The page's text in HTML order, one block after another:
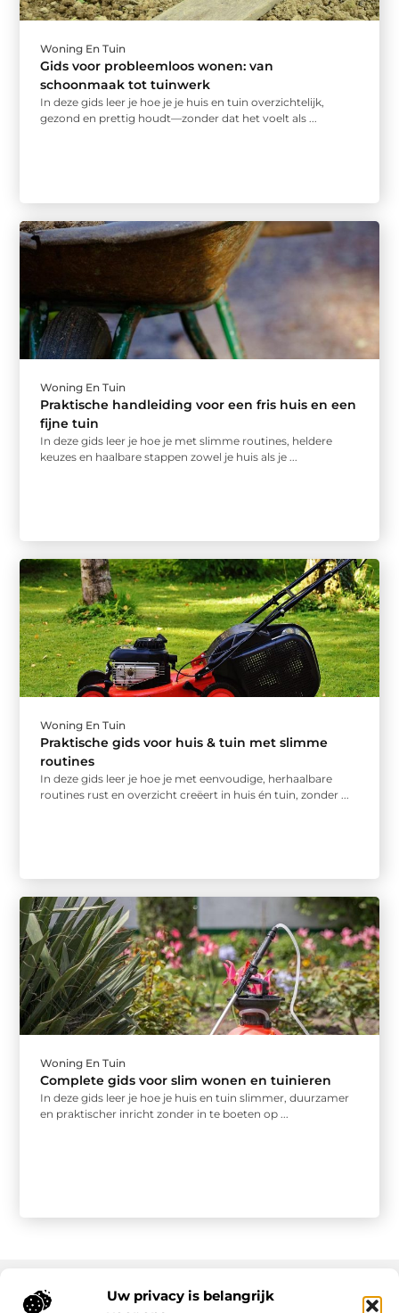
Uw privacy is belangrijk
Woning En Tuin
Gids voor probleemloos wonen: van
schoonmaak tot tuinwerk
In deze gids leer je hoe je je huis en tuin overzichtelijk,
gezond en prettig houdt—zonder dat het voelt als ...
Woning En Tuin
Praktische handleiding voor een fris huis en een
fijne tuin
In deze gids leer je hoe je met slimme routines, heldere
keuzes en haalbare stappen zowel je huis als je ...
Woning En Tuin
Praktische gids voor huis & tuin met slimme
routines
In deze gids leer je hoe je met eenvoudige, herhaalbare
routines rust en overzicht creëert in huis én tuin, zonder ...
Woning En Tuin
Complete gids voor slim wonen en tuinieren
In deze gids leer je hoe je huis en tuin slimmer, duurzamer
en praktischer inricht zonder in te boeten op ...